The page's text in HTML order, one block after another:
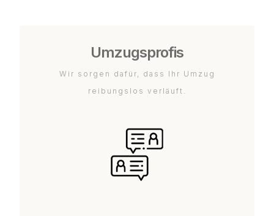
Umzugsprofis
Wir sorgen dafür, dass Ihr Umzug
reibungslos verläuft.